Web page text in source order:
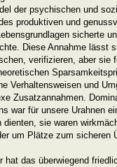
der psychischen und
produktiven und
sicherte
Diese Annahme lässt
verifizieren, aber sie
Verhaltensweisen und
Zusatzannahmen.
war für unsere Urahnen
dienten, sie waren
um Plätze zum sicheren
hat das überwiegend